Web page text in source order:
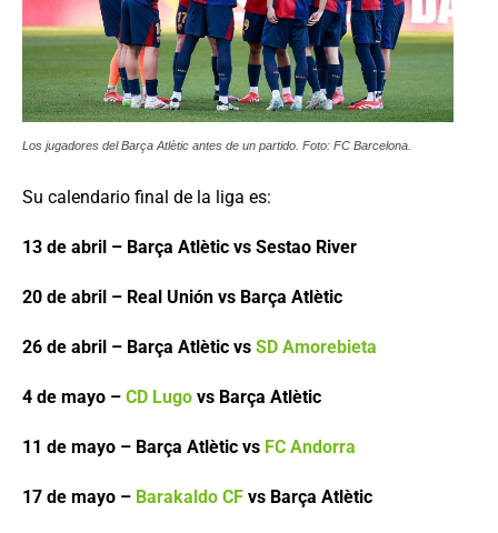
Los jugadores del Barça Atlètic antes de un partido. Foto: FC Barcelona.
Su calendario final de la liga es:
13 de abril – Barça Atlètic vs Sestao River
20 de abril – Real Unión vs Barça Atlètic
26 de abril – Barça Atlètic vs SD Amorebieta
4 de mayo – CD Lugo vs Barça Atlètic
11 de mayo – Barça Atlètic vs FC Andorra
17 de mayo – Barakaldo CF vs Barça Atlètic